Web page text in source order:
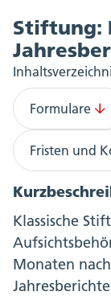
Stiftung:
Formulare
Fristen und
Klassische
Monaten